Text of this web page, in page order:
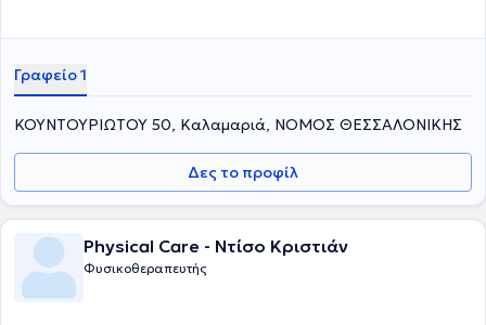
Γραφείο 1
ΚΟΥΝΤΟΥΡΙΩΤΟΥ 50, Καλαμαριά, ΝΟΜΟΣ ΘΕΣΣΑΛΟΝΙΚΗΣ
Δες το προφίλ
Physical Care - Ντίσο Κριστιάν
Φυσικοθεραπευτής